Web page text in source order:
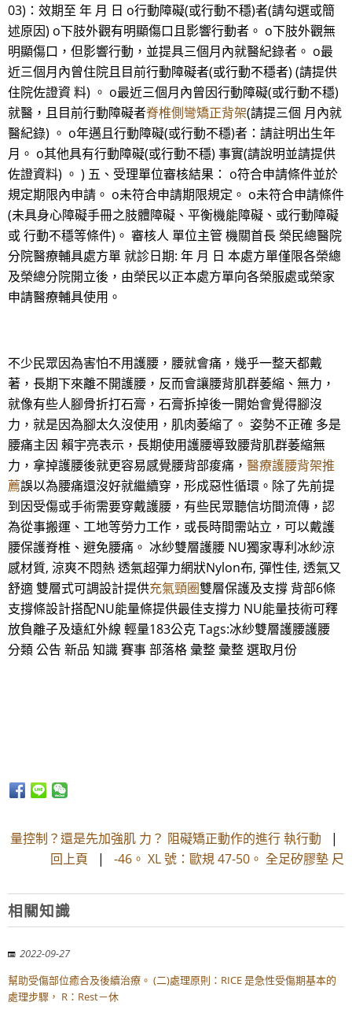
03)：效期至 年 月 日 o行動障礙(或行動不穩)者(請勾選或簡
述原因) o下肢外觀有明顯傷口且影響行動者。 o下肢外觀無
明顯傷口，但影響行動，並提具三個月內就醫紀錄者。 o最
近三個月內曾住院且目前行動障礙者(或行動不穩者) (請提供
住院佐證資 料) 。 o最近三個月內曾因行動障礙(或行動不穩)
就醫，且目前行動障礙者脊椎側彎矯正背架(請提三個 月內就
醫紀錄) 。 o年邁且行動障礙(或行動不穩)者：請註明出生年
月。 o其他具有行動障礙(或行動不穩) 事實(請說明並請提供
佐證資料) 。 ) 五、受理單位審核結果： o符合申請條件並於
規定期限內申請。 o未符合申請期限規定。 o未符合申請條件
(未具身心障礙手冊之肢體障礙、平衡機能障礙、或行動障礙
或 行動不穩等條件)。 審核人 單位主管 機關首長 榮民總醫院
分院醫療輔具處方單 就診日期: 年 月 日 本處方單僅限各榮總
及榮總分院開立後，由榮民以正本處方單向各榮服處或榮家
申請醫療輔具使用。
不少民眾因為害怕不用護腰，腰就會痛，幾乎一整天都戴
著，長期下來離不開護腰，反而會讓腰背肌群萎縮、無力，
就像有些人腳骨折打石膏，石膏拆掉後一開始會覺得腳沒
力，就是因為腳太久沒使用，肌肉萎縮了。 姿勢不正確 多是
腰痛主因 賴宇亮表示，長期使用護腰導致腰背肌群萎縮無
力，拿掉護腰後就更容易感覺腰背部痠痛， 醫療護腰背架推
薦誤以為腰痛還沒好就繼續穿，形成惡性循環。除了先前提
到因受傷或手術需要穿戴護腰，有些民眾聽信坊間流傳，認
為從事搬運、工地等勞力工作，或長時間需站立，可以戴護
腰保護脊椎、避免腰痛。 冰紗雙層護腰 NU獨家專利冰紗涼
感材質, 涼爽不悶熱 透氣超彈力網狀Nylon布, 彈性佳, 透氣又
舒適 雙層式可調設計提供充氣頸圈雙層保護及支撐 背部6條
支撐條設計搭配NU能量條提供最佳支撐力 NU能量技術可釋
放負離子及遠紅外線 輕量183公克 Tags:冰紗雙層護腰護腰
分類 公告 新品 知識 賽事 部落格 彙整 彙整 選取月份
量控制？還是先加強肌 力？ 阻礙矯正動作的進行 執行動 |
回上頁 | -46。 XL 號：歐規 47-50。 全足矽膠墊 尺
相關知識
2022-09-27
幫助受傷部位癒合及後續治療。 (二)處理原則：RICE 是急性受傷期基本的
處理步驟， R：Rest－休